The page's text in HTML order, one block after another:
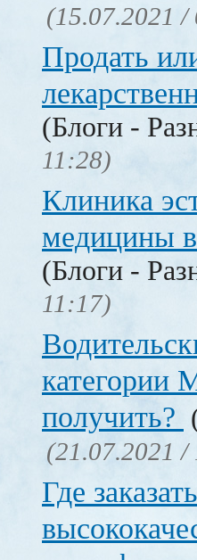
(15.07.2021 /
Продать
(Блоги -
11:28)
Клиника
медицины
(Блоги -
11:17)
категории
получить?
(21.07.2021 /
Где заказать